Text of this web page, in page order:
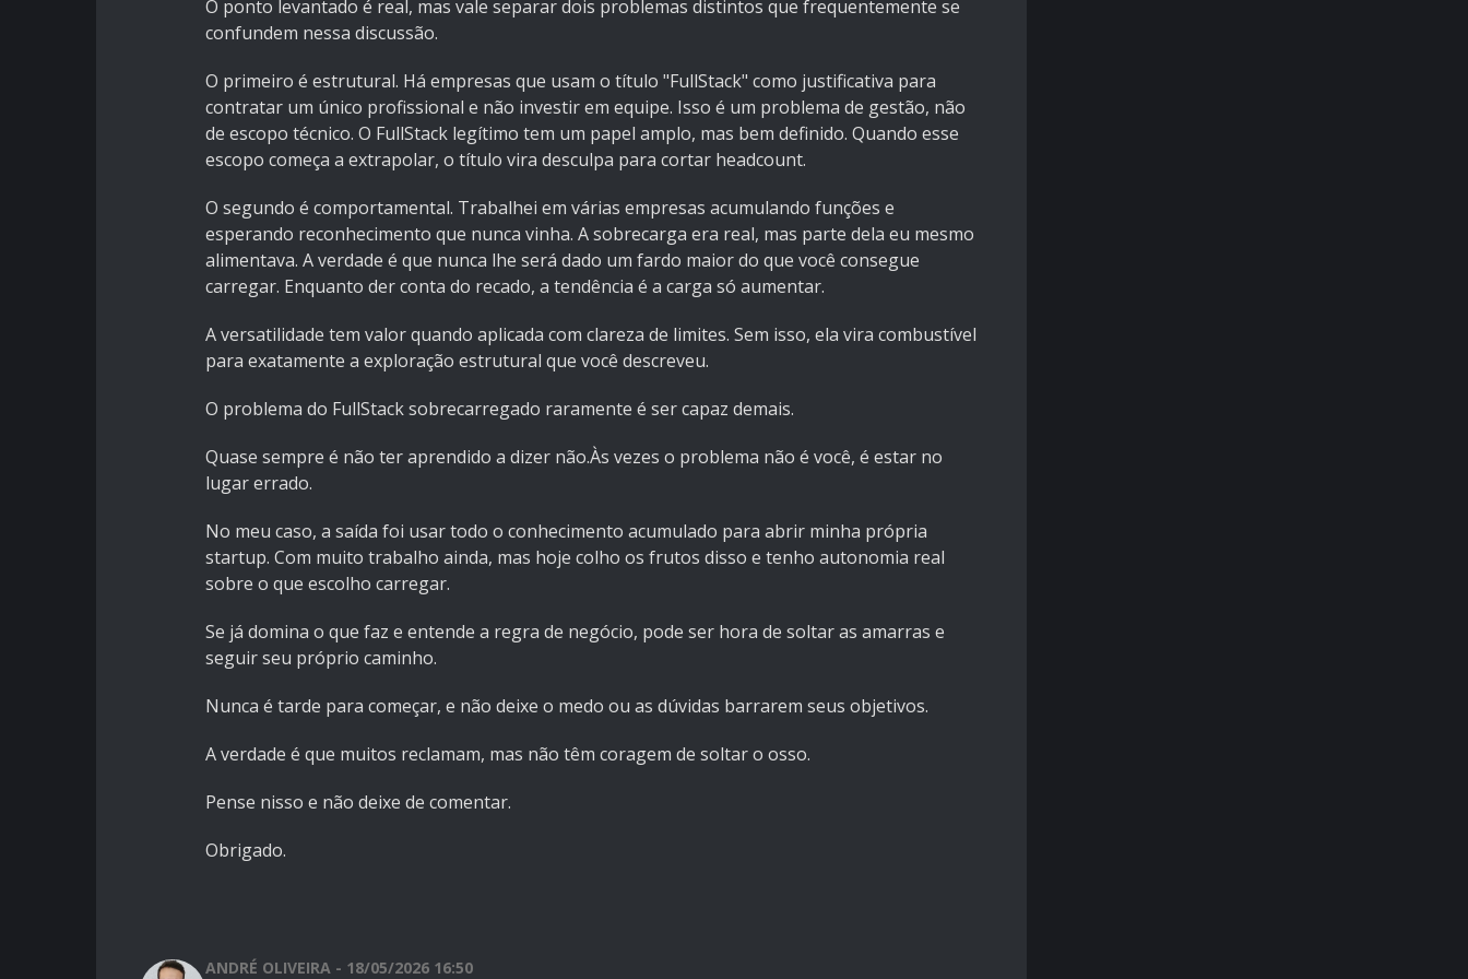
O ponto levantado é real, mas vale separar dois problemas distintos que frequentemente se
confundem nessa discussão.
O primeiro é estrutural. Há empresas que usam o título "FullStack" como justificativa para
contratar um único profissional e não investir em equipe. Isso é um problema de gestão, não
de escopo técnico. O FullStack legítimo tem um papel amplo, mas bem definido. Quando esse
escopo começa a extrapolar, o título vira desculpa para cortar headcount.
O segundo é comportamental. Trabalhei em várias empresas acumulando funções e
esperando reconhecimento que nunca vinha. A sobrecarga era real, mas parte dela eu mesmo
alimentava. A verdade é que nunca lhe será dado um fardo maior do que você consegue
carregar. Enquanto der conta do recado, a tendência é a carga só aumentar.
A versatilidade tem valor quando aplicada com clareza de limites. Sem isso, ela vira combustível
para exatamente a exploração estrutural que você descreveu.
O problema do FullStack sobrecarregado raramente é ser capaz demais.
Quase sempre é não ter aprendido a dizer não.Às vezes o problema não é você, é estar no
lugar errado.
No meu caso, a saída foi usar todo o conhecimento acumulado para abrir minha própria
startup. Com muito trabalho ainda, mas hoje colho os frutos disso e tenho autonomia real
sobre o que escolho carregar.
Se já domina o que faz e entende a regra de negócio, pode ser hora de soltar as amarras e
seguir seu próprio caminho.
Nunca é tarde para começar, e não deixe o medo ou as dúvidas barrarem seus objetivos.
A verdade é que muitos reclamam, mas não têm coragem de soltar o osso.
Pense nisso e não deixe de comentar.
Obrigado.
ANDRÉ OLIVEIRA - 18/05/2026 16:50